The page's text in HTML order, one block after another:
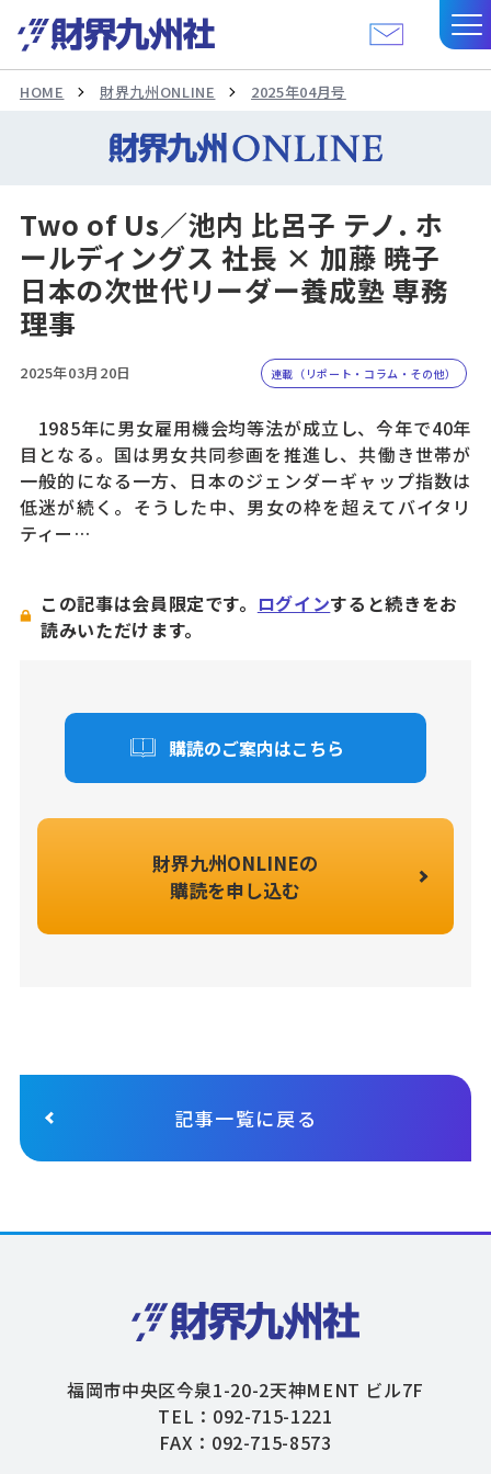
HOME 財界九州ONLINE 2025年04月号
Two of Us／池内 比呂子 テノ. ホ
ールディングス 社長 × 加藤 暁子
日本の次世代リーダー養成塾 専務
理事
2025年03月20日 連載（リポート・コラム・その他）
1985年に男女雇用機会均等法が成立し、今年で40年
目となる。国は男女共同参画を推進し、共働き世帯が
一般的になる一方、日本のジェンダーギャップ指数は
低迷が続く。そうした中、男女の枠を超えてバイタリ
ティー…
この記事は会員限定です。 ログインすると続きをお
読みいただけます。
購読のご案内はこちら
財界九州ONLINEの
購読を申し込む
記事一覧に戻る
福岡市中央区今泉1-20-2天神MENT ビル7F
TEL：092-715-1221
FAX：092-715-8573